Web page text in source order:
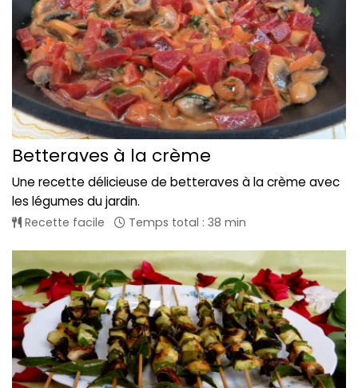
Betteraves à la crème
Une recette délicieuse de betteraves à la crème avec
les légumes du jardin.
Recette facile Temps total : 38 min